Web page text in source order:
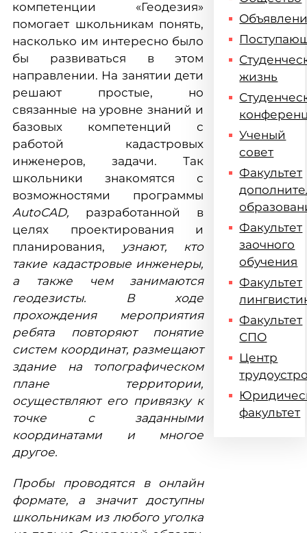
компетенции «Геодезия»
помогает школьникам понять,
насколько им интересно было
бы развиваться в этом
направлении. На занятии дети
решают простые, но
связанные на уровне знаний и
базовых компетенций с
работой кадастровых
инженеров, задачи. Так
школьники знакомятся с
возможностями программы
AutoCAD, разработанной в
целях проектирования и
планирования,
узнают, кто
такие кадастровые инженеры,
а также чем занимаются
геодезисты. В ходе
прохождения мероприятия
ребята повторяют понятие
систем координат, размещают
здание на топографическом
плане территории,
осуществляют его привязку к
точке с заданными
координатами и многое
другое.
Пробы проводятся в онлайн
формате, а значит доступны
школьникам из любого уголка
жизнь
Ученый
совет
Факультет
Факультет
заочного
обучения
Факультет
Факультет
СПО
Центр
факультет